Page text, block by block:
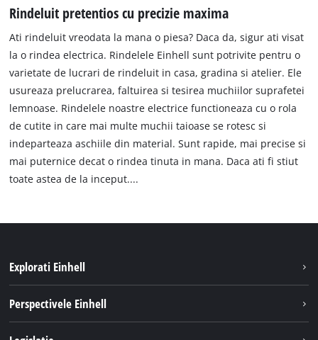
Rindeluit pretentios cu precizie maxima
Ati rindeluit vreodata la mana o piesa? Daca da, sigur ati visat
la o rindea electrica. Rindelele Einhell sunt potrivite pentru o
varietate de lucrari de rindeluit in casa, gradina si atelier. Ele
usureaza prelucrarea, faltuirea si tesirea muchiilor suprafetei
lemnoase. Rindelele noastre electrice functioneaza cu o rola
de cutite in care mai multe muchii taioase se rotesc si
indeparteaza aschiile din material. Sunt rapide, mai precise si
mai puternice decat o rindea tinuta in mana. Daca ati fi stiut
toate astea de la inceput....
Explorati Einhell
Perspectivele Einhell